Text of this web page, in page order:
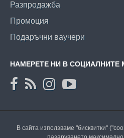
Разпродажба
Промоция
Подаръчни ваучери
НАМЕРЕТЕ НИ В СОЦИАЛНИТЕ
В сайта използваме "бисквитки"